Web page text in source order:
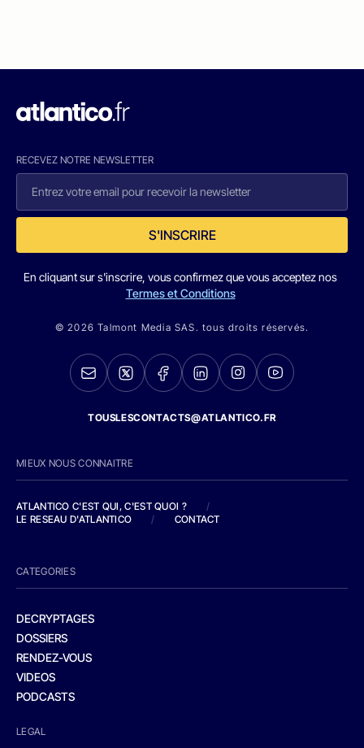
RECEVEZ NOTRE NEWSLETTER
S'INSCRIRE
En cliquant sur s'inscrire, vous confirmez que vous acceptez nos
Termes et Conditions
© 2026 Talmont Media SAS. tous droits réservés.
TOUSLESCONTACTS@ATLANTICO.FR
MIEUX NOUS CONNAITRE
ATLANTICO C'EST QUI, C'EST QUOI ?
/
LE RESEAU D'ATLANTICO
/ CONTACT
CATEGORIES
DECRYPTAGES
DOSSIERS
RENDEZ-VOUS
VIDEOS
PODCASTS
LEGAL